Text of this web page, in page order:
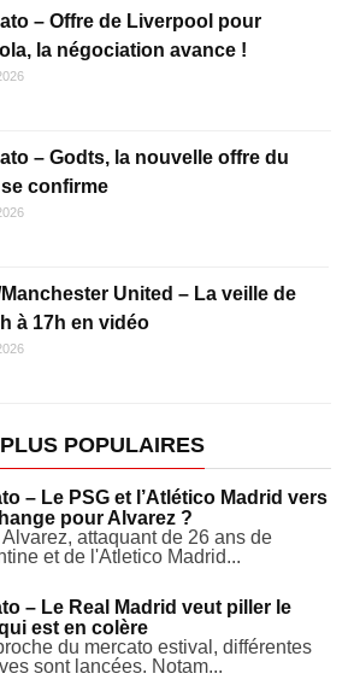
– Offre de Liverpool pour
la négociation avance !
– Godts, la nouvelle offre du
se confirme
Manchester United – La veille de
à 17h en vidéo
POPULAIRES
– Le PSG et l’Atlético Madrid vers
pour Alvarez ?
attaquant de 26 ans de
et de l'Atletico Madrid...
– Le Real Madrid veut piller le
est en colère
du mercato estival, différentes
sont lancées. Notam...